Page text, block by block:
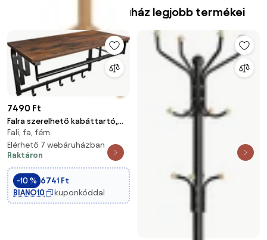
A(z) TUTI Home webáruház legjobb termékei
7490 Ft
Falra szerelhető kabáttartó,
ruhafogas, rusztikus barna és
fekete
Fali, fa, fém
Elérhető 7 webáruházban
Raktáron
-10 % 6741 Ft
BIANO10
kuponkóddal